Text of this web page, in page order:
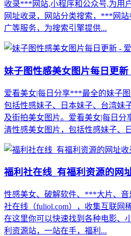
收录***网站,小程序和公众号,为用
网址收录，网站分类搜索，***网
广等服务，为搜索引擎提供...
妹子图性感美女图片每日更
爱看美女|每日分享***最全的妹子图
包括性感妹子、日本妹子、台湾妹
及街拍美女图片。爱看美女|每日
清性感美女图片，包括性感妹子、
福利社在线_有福利资源的网
性感美女、破解软件、***大片、音
社在线（fuliol.com），收集互联网
在这里你可以快速找到各种电影、
利资源站，一站在手，福利...